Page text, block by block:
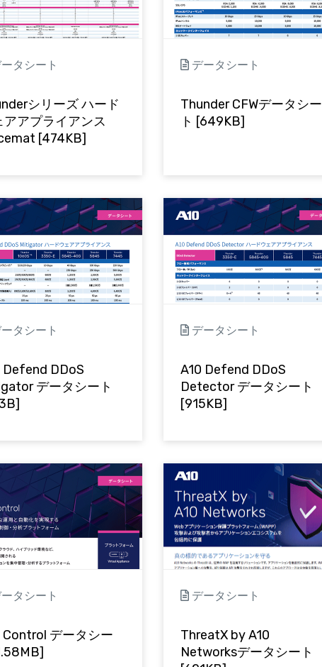
タシート
シリーズ ハード
アアプライアンス
[474KB]
データシート
Thunder CFWデータシー
ト [649KB]
タシート
Defend DDoS
データシート
データシート
A10 Defend DDoS
Detector データシート
[915KB]
タシート
Control データシー
データシート
ThreatX by A10
Networksデータシート